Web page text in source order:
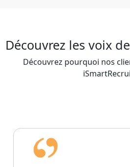
Découvrez les voix
Découvrez pourquoi nos